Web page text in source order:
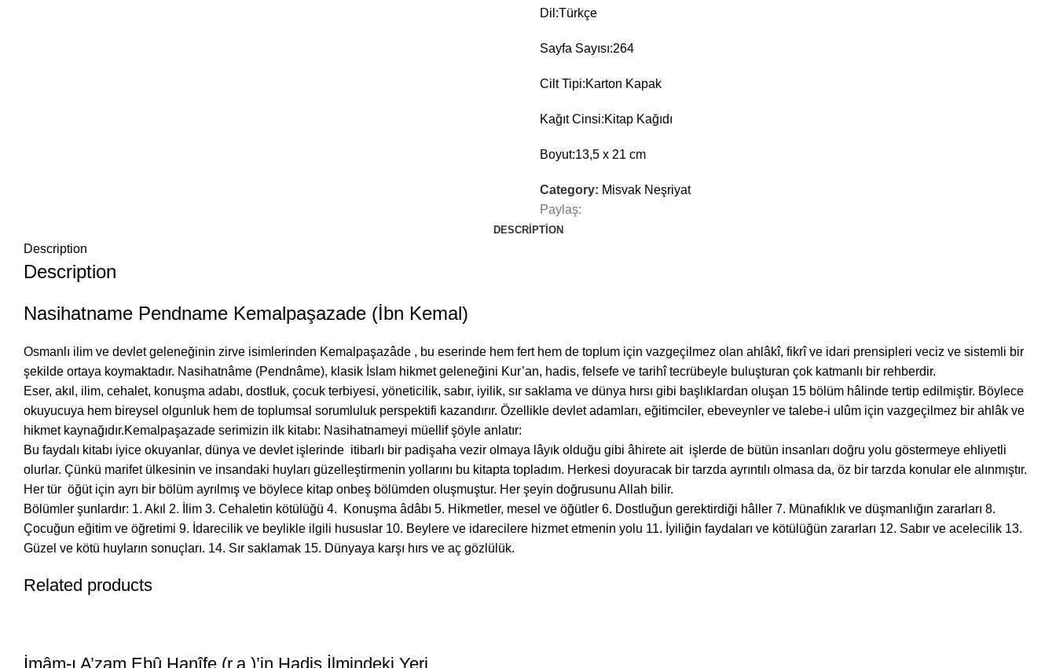
Dil:Türkçe
Sayfa Sayısı:264
Cilt Tipi:Karton Kapak
Kağıt Cinsi:Kitap Kağıdı
Boyut:13,5 x 21 cm
Category: Misvak Neşriyat
Paylaş:
DESCRIPTION
Description
Description
Nasihatname Pendname Kemalpaşazade (İbn Kemal)
Osmanlı ilim ve devlet geleneğinin zirve isimlerinden Kemalpaşazâde , bu eserinde hem fert hem de toplum için vazgeçilmez olan ahlâkî, fikrî ve idari prensipleri veciz ve sistemli bir
şekilde ortaya koymaktadır. Nasihatnâme (Pendnâme), klasik İslam hikmet geleneğini Kur’an, hadis, felsefe ve tarihî tecrübeyle buluşturan çok katmanlı bir rehberdir.
Eser, akıl, ilim, cehalet, konuşma adabı, dostluk, çocuk terbiyesi, yöneticilik, sabır, iyilik, sır saklama ve dünya hırsı gibi başlıklardan oluşan 15 bölüm hâlinde tertip edilmiştir. Böylece
okuyucuya hem bireysel olgunluk hem de toplumsal sorumluluk perspektifi kazandırır. Özellikle devlet adamları, eğitimciler, ebeveynler ve talebe-i ulûm için vazgeçilmez bir ahlâk ve
hikmet kaynağıdır.Kemalpaşazade serimizin ilk kitabı: Nasihatnameyi müellif şöyle anlatır:
Bu faydalı kitabı iyice okuyanlar, dünya ve devlet işlerinde itibarlı bir padişaha vezir olmaya lâyık olduğu gibi âhirete ait işlerde de bütün insanları doğru yolu göstermeye ehliyetli
olurlar. Çünkü marifet ülkesinin ve insandaki huyları güzelleştirmenin yollarını bu kitapta topladım. Herkesi doyuracak bir tarzda ayrıntılı olmasa da, öz bir tarzda konular ele alınmıştır.
Her tür öğüt için ayrı bir bölüm ayrılmış ve böylece kitap onbeş bölümden oluşmuştur. Her şeyin doğrusunu Allah bilir.
Bölümler şunlardır: 1. Akıl 2. İlim 3. Cehaletin kötülüğü 4. Konuşma âdâbı 5. Hikmetler, mesel ve öğütler 6. Dostluğun gerektirdiği hâller 7. Münafıklık ve düşmanlığın zararları 8.
Çocuğun eğitim ve öğretimi 9. İdarecilik ve beylikle ilgili hususlar 10. Beylere ve idarecilere hizmet etmenin yolu 11. İyiliğin faydaları ve kötülüğün zararları 12. Sabır ve acelecilik 13.
Güzel ve kötü huyların sonuçları. 14. Sır saklamak 15. Dünyaya karşı hırs ve aç gözlülük.
Related products
İmâm-ı A’zam Ebû Hanîfe (r.a.)’in Hadis İlmindeki Yeri